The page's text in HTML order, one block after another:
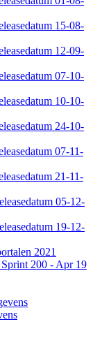
15-08-
12-09-
07-10-
10-10-
24-10-
07-11-
21-11-
05-12-
19-12-
2021
200 - Apr 19